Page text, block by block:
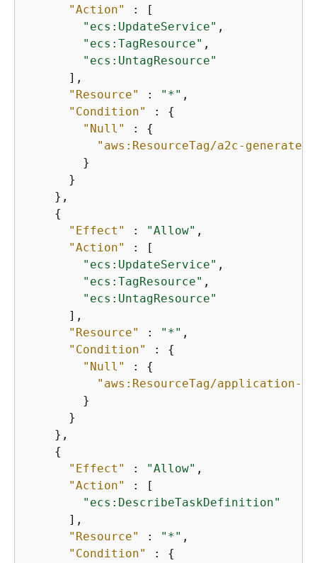
"Action"
: [
"ecs:UpdateService" ,
"ecs:TagResource" ,
"ecs:UntagResource"
      ],
"Resource"
: "*" ,
"Condition"
: {
"Null"
: {
"aws:ResourceTag/a2c-generated"
        }
      }
    },
{
"Effect"
: "Allow" ,
"Action"
: [
"ecs:UpdateService" ,
"ecs:TagResource" ,
"ecs:UntagResource"
      ],
"Resource"
: "*" ,
"Condition"
: {
"Null"
: {
"aws:ResourceTag/application-
        }
      }
    },
{
"Effect"
: "Allow" ,
"Action"
: [
"ecs:DescribeTaskDefinition"
      ],
"Resource"
: "*" ,
"Condition"
: {